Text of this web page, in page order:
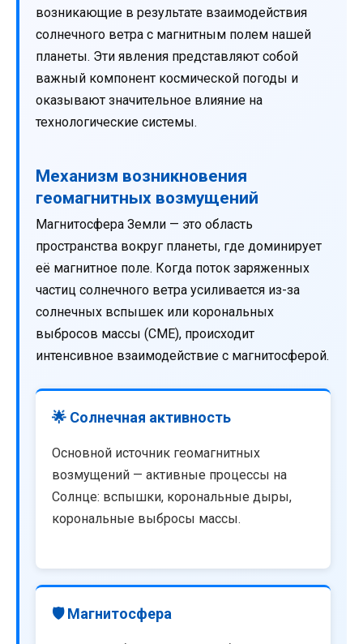
возникающие в результате взаимодействия
солнечного ветра с магнитным полем нашей
планеты. Эти явления представляют собой
важный компонент космической погоды и
оказывают значительное влияние на
технологические системы.
Механизм возникновения
геомагнитных возмущений
Магнитосфера Земли — это область
пространства вокруг планеты, где доминирует
её магнитное поле. Когда поток заряженных
частиц солнечного ветра усиливается из-за
солнечных вспышек или корональных
выбросов массы (CME), происходит
интенсивное взаимодействие с магнитосферой.
🌟 Солнечная активность
Основной источник геомагнитных
возмущений — активные процессы на
Солнце: вспышки, корональные дыры,
корональные выбросы массы.
🛡️ Магнитосфера